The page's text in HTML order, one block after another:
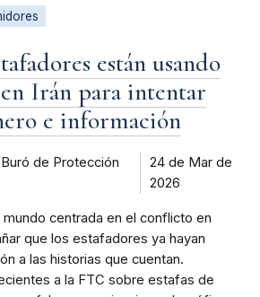
están usando
Irán para intentar
e información
de Protección
24 de Mar de
2026
centrada en el conflicto en
que los estafadores ya hayan
a las historias que cuentan.
a la FTC sobre estafas de